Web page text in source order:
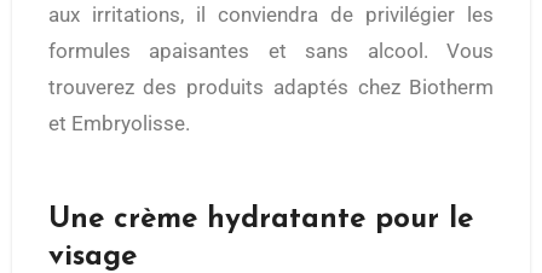
aux irritations, il conviendra de privilégier les
formules apaisantes et sans alcool. Vous
trouverez des produits adaptés chez Biotherm
et Embryolisse.
Une crème hydratante pour le
visage